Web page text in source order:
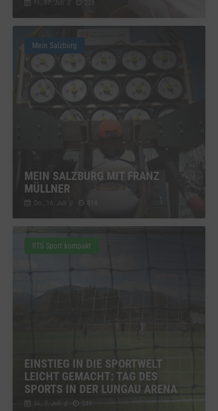
Fr., 17. Juli // 226
MEIN SALZBURG MIT FRANZ
MÜLLNER
Do., 16. Juli //
Mein Salzburg
EINSTIEG IN DIE SPORTWELT
LEICHT GEMACHT: TAG DES
SPORTS IN DER LUNGAU ARENA
Di., 7. Juli // 249
RTS Sport kompakt